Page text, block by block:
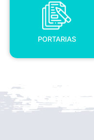
PORTARIAS
PORTARIAS